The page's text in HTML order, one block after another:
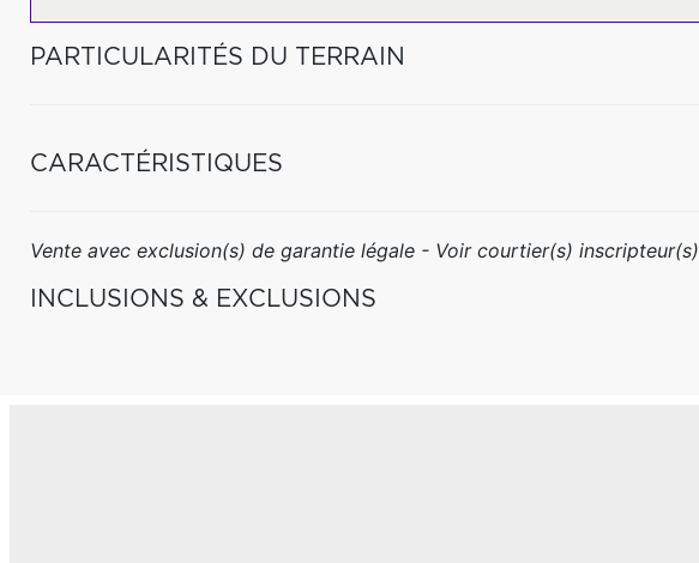
PARTICULARITÉS DU TERRAIN
CARACTÉRISTIQUES
Vente avec exclusion(s) de garantie légale - Voir courtier(s) inscripteur(s)
INCLUSIONS & EXCLUSIONS